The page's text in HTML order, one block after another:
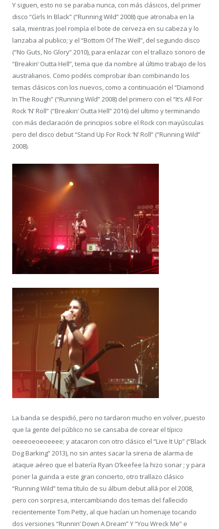
Y siguen, esto no se paraba nunca, con más clásicos, del primer
disco “Girls In Black” (“Running Wild” 2008) que atronaba en la
sala, mientras Joel rompía el bote de cerveza en su cabeza y lo
lanzaba al publico; y el “Bottom Of The Well”, del segundo disco
(“No Guts, No Glory” 2010), para enlazar con el trallazo sonoro de
“Breakin’ Outta Hell”, tema que da nombre al último trabajo de los
australianos. Como podéis comprobar iban combinando los
temas clásicos con los nuevos, como a continuación el “Diamond
In The Rough” (“Running Wild” 2008) del primero con el “It’s All For
Rock ‘N’ Roll” (“Breakin’ Outta Hell” 2016) del ultimo y terminando
con más declaración de principios sobre el Rock con mayúsculas
pero del disco debut “Stand Up For Rock ‘N’ Roll” (“Running Wild”
2008).
La banda se despidió, pero no tardaron mucho en volver, puesto
que la gente del público no se cansaba de corear el típico
oeeeoeoeoeeee; y atacaron con otro clásico el “Live It Up” (“Black
Dog Barking” 2013), no sin antes sacar la sirena de alarma de
ataque aéreo que el batería Ryan O’keefee la hizo sonar ; y para
poner la guinda a este gran concierto, otro trallazo clásico
“Running Wild” tema título de su álbum debut allá por el 2008,
pero con sorpresa, intercambiando dos temas del fallecido
recientemente Tom Petty, al que hacían un homenaje tocando
dos versiones “Runnin’ Down A Dream” Y “You Wreck Me” e